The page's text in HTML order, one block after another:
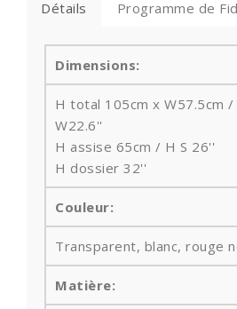
Détails Programme de
Dimensions:
H total 105cm x W57.5cm
W22.6''
H assise 65cm / H S 26''
H dossier 32''
Couleur:
Transparent, blanc, rouge
Matière: